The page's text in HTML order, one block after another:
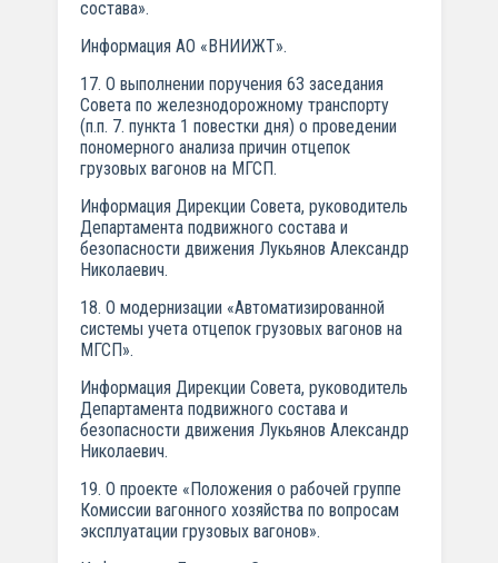
состава».
Информация АО «ВНИИЖТ».
17. О выполнении поручения 63 заседания
Совета по железнодорожному транспорту
(п.п. 7. пункта 1 повестки дня) о проведении
пономерного анализа причин отцепок
грузовых вагонов на МГСП.
Информация Дирекции Совета, руководитель
Департамента подвижного состава и
безопасности движения Лукьянов Александр
Николаевич.
18. О модернизации «Автоматизированной
системы учета отцепок грузовых вагонов на
МГСП».
Информация Дирекции Совета, руководитель
Департамента подвижного состава и
безопасности движения Лукьянов Александр
Николаевич.
19. О проекте «Положения о рабочей группе
Комиссии вагонного хозяйства по вопросам
эксплуатации грузовых вагонов».